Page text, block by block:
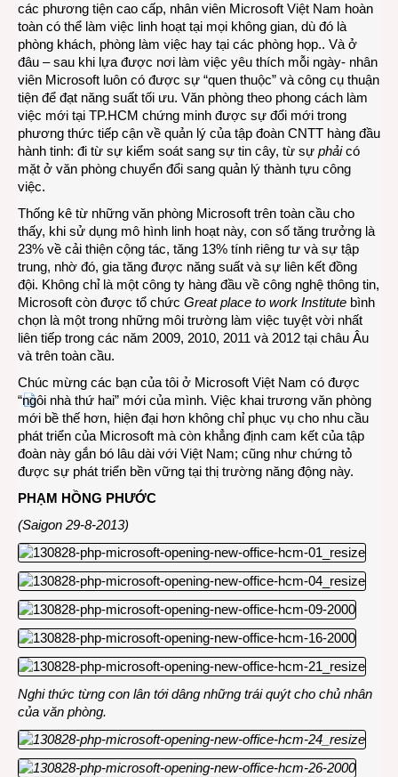
các phương tiện cao cấp, nhân viên Microsoft Việt Nam hoàn
toàn có thể làm việc linh hoạt tại mọi không gian, dù đó là
phòng khách, phòng làm việc hay tại các phòng họp.. Và ở
đâu – sau khi lựa được nơi làm việc yêu thích mỗi ngày- nhân
viên Microsoft luôn có được sự “quen thuộc” và công cụ thuận
tiện để đạt năng suất tối ưu. Văn phòng theo phong cách làm
việc mới tại TP.HCM chứng minh được sự đổi mới trong
phương thức tiếp cận về quản lý của tập đoàn CNTT hàng đầu
hành tinh: đi từ sự kiểm soát sang sự tin cây, từ sự phảicó
mặt ở văn phòng chuyển đổi sang quản lý thành tựu công
việc.
Thống kê từ những văn phòng Microsoft trên toàn cầu cho
thấy, khi sử dụng mô hình linh hoạt này, con số tăng trưởng là
23% về cải thiện cộng tác, tăng 13% tính riêng tư và sự tập
trung, nhờ đó, gia tăng được năng suất và sự liên kết đồng
đội. Không chỉ là một công ty hàng đầu về công nghệ thông tin,
Microsoft còn được tổ chức Great place to work Institute bình
chọn là một trong những môi trường làm việc tuyệt vời nhất
liên tiếp trong các năm 2009, 2010, 2011 và 2012 tại châu Âu
và trên toàn cầu.
Chúc mừng các bạn của tôi ở Microsoft Việt Nam có được
“ngôi nhà thứ hai” mới của mình. Việc khai trương văn phòng
mới bề thế hơn, hiện đại hơn không chỉ phục vụ cho nhu cầu
phát triển của Microsoft mà còn khẳng định cam kết của tập
đoàn này gắn bó lâu dài với Việt Nam; cũng như chứng tỏ
được sự phát triển bền vững tại thị trường năng động này.
PHẠM HỒNG PHƯỚC
(Saigon 29-8-2013)
Nghi thức từng con lân tới dâng những trái quýt cho chủ nhân
của văn phòng.